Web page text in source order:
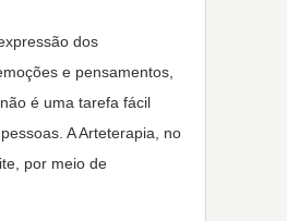
dos
e pensamentos,
é uma tarefa fácil
A Arteterapia, no
por meio de